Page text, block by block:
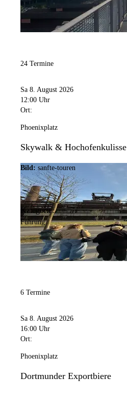
24 Termine
Sa 8. August 2026
12:00 Uhr
Ort:
Phoenixplatz
Skywalk & Hochofenkulisse
Bild: sanfte-touren
Kategorie:
Führung
6 Termine
Sa 8. August 2026
16:00 Uhr
Ort:
Phoenixplatz
Dortmunder Exportbiere